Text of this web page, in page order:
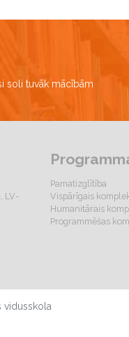
soli tuvāk mācībām
LV-
Pamatizglītība
Vispārīgais
Humanitārais
Programmēšas
vidusskola